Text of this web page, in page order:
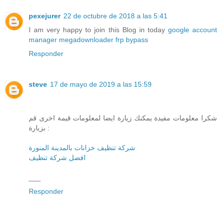
pexejurer 22 de octubre de 2018 a las 5:41
I am very happy to join this Blog in today google account
manager megadownloader frp bypass
Responder
steve 17 de mayo de 2019 a las 15:59
شكرا معلومات مفيدة يمكنك زيارة ايضا لمعلومات قيمة اخرى قم
بزيارة :
شركة تنظيف خزانات بالمدينة المنورة
افضل شركة تنظيف
Responder